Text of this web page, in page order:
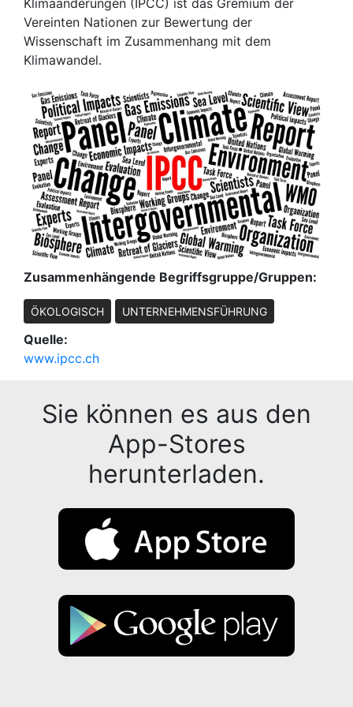
Klimaänderungen (IPCC) ist das Gremium der
Vereinten Nationen zur Bewertung der
Wissenschaft im Zusammenhang mit dem
Klimawandel.
Zusammenhängende Begriffsgruppe/Gruppen:
ÖKOLOGISCH UNTERNEHMENSFÜHRUNG
Quelle:
www.ipcc.ch
Sie können es aus den
App-Stores
herunterladen.